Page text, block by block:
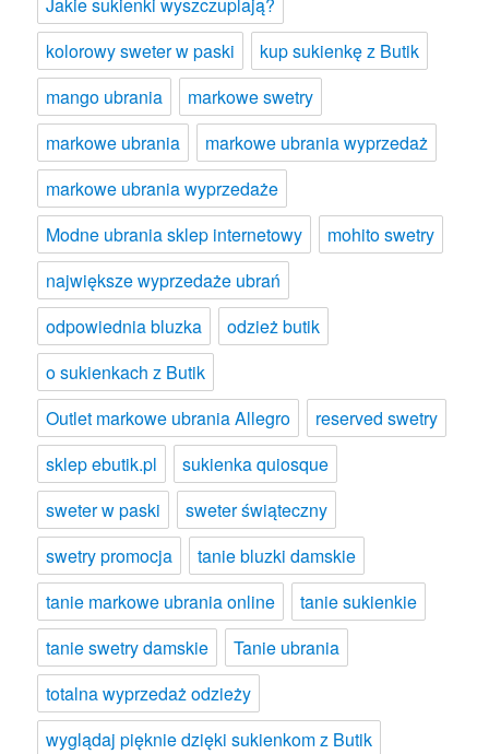
kolorowy sweter w paski
kup sukienkę z Butik
mango ubrania
markowe swetry
markowe ubrania
markowe ubrania wyprzedaż
markowe ubrania wyprzedaże
Modne ubrania sklep internetowy
mohito swetry
największe wyprzedaże ubrań
odpowiednia bluzka
odzież butik
o sukienkach z Butik
Outlet markowe ubrania Allegro
reserved swetry
sklep ebutik.pl
sukienka quiosque
sweter w paski
sweter świąteczny
swetry promocja
tanie bluzki damskie
tanie markowe ubrania online
tanie sukienkie
tanie swetry damskie
Tanie ubrania
totalna wyprzedaż odzieży
wyglądaj pięknie dzięki sukienkom z Butik